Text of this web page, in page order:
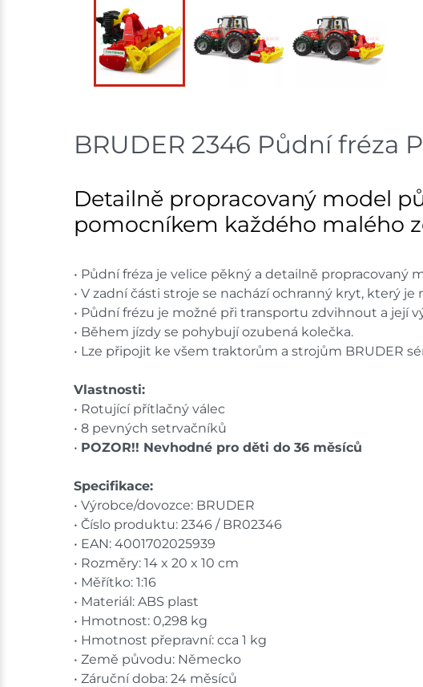
BRUDER 2346 Půdní fréza
Detailně propracovaný model
pomocníkem každého malého
• Půdní fréza je velice pěkný a detailně propracovaný
• V zadní části stroje se nachází ochranný kryt, který
• Půdní frézu je možné při transportu zdvihnout a její
• Během jízdy se pohybují ozubená kolečka.
• Lze připojit ke všem traktorům a strojům BRUDER
Vlastnosti:
• Rotující přítlačný válec
• 8 pevných setrvačníků
• POZOR!! Nevhodné pro děti do 36 měsíců
Specifikace:
• Výrobce/dovozce: BRUDER
• Číslo produktu: 2346 / BR02346
• EAN: 4001702025939
• Rozměry: 14 x 20 x 10 cm
• Měřítko: 1:16
• Materiál: ABS plast
• Hmotnost: 0,298 kg
• Hmotnost přepravní: cca 1 kg
• Země původu: Německo
• Záruční doba: 24 měsíců